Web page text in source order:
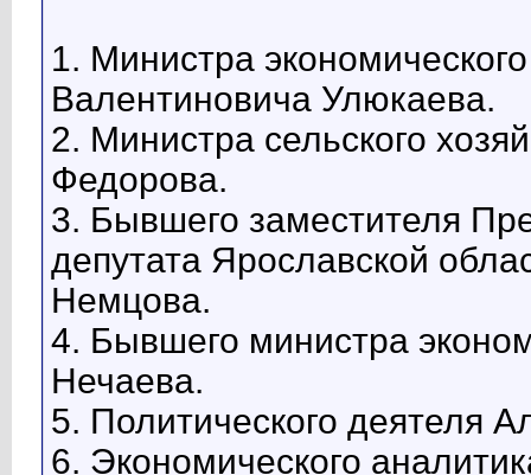
1. Министра
Валентиновича Улюкаева.
2. Министра сельского
Федорова.
3. Бывшего заместителя
депутата Ярославской
Немцова.
4. Бывшего министра
Нечаева.
5. Политического деятеля
6. Экономического